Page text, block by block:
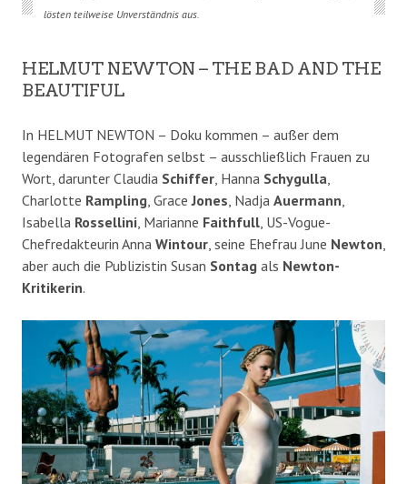
lösten teilweise Unverständnis aus.
HELMUT NEWTON – THE BAD AND THE
BEAUTIFUL
In HELMUT NEWTON – Doku kommen – außer dem
legendären Fotografen selbst – ausschließlich Frauen zu
Wort, darunter Claudia Schiffer, Hanna Schygulla,
Charlotte Rampling, GraceJones, Nadja Auermann,
Isabella Rossellini, Marianne Faithfull, US-Vogue-
Chefredakteurin Anna Wintour, seine Ehefrau June Newton,
aber auch die Publizistin Susan Sontag als Newton-
Kritikerin.